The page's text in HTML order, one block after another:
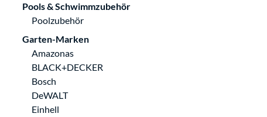
Pools & Schwimmzubehör
Poolzubehör
Garten-Marken
Amazonas
BLACK+DECKER
Bosch
DeWALT
Einhell